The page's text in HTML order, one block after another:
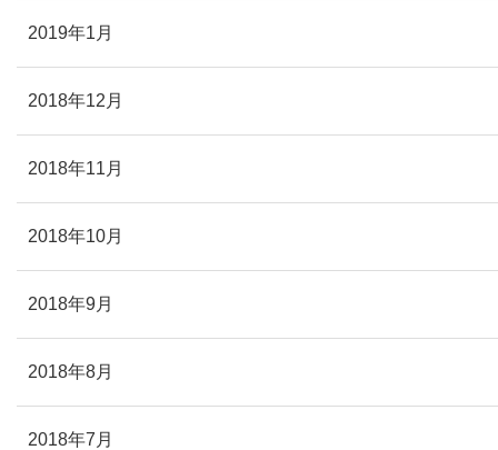
2019年1月
2018年12月
2018年11月
2018年10月
2018年9月
2018年8月
2018年7月